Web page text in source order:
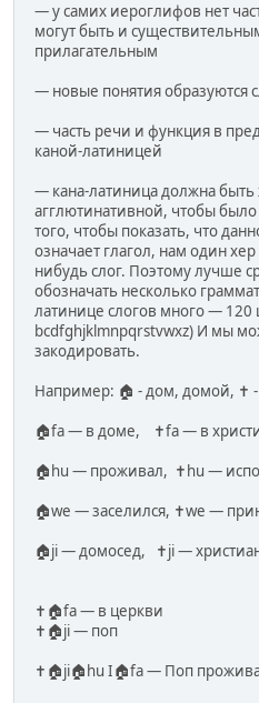
— у самих иероглифов нет
могут быть и
прилагательным
— новые понятия образуются
— часть речи и функция в
каной-латиницей
— кана-латиница должна быть
агглютинативной, чтобы
того, чтобы показать, что
означает глагол, нам один
нибудь слог. Поэтому лучше
обозначать несколько
латинице слогов много — 120
bcdfghjklmnpqrstvwxz) И мы
закодировать.
Например: 🏠 - дом, домой, ✝️ -
🏠fa — в доме, ✝️fa — в
🏠hu — проживал, ✝️hu —
🏠we — заселился, ✝️we —
🏠ji — домосед, ✝️ji —
✝️🏠fa — в церкви
✝️🏠ji — поп
✝️🏠ji🏠hu I🏠fa — Поп